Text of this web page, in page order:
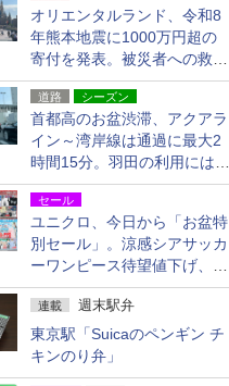
オリエンタルランド、令和8
年熊本地震に1000万円超の
寄付を発表。被災者への救援
活動・復旧支援
道路 シーズン
首都高のお盆渋滞、アクアラ
イン～湾岸線は通過に最大2
時間15分。羽田の利用には
「空港西出口」の利用検討を
セール
ユニクロ、今日から「お盆特
別セール」。涼感シアサッカ
ーワンピース待望値下げ、撥
水ギアショーツは1990円に
連載 週末駅弁
東京駅「Suicaのペンギン チ
キンのり弁」